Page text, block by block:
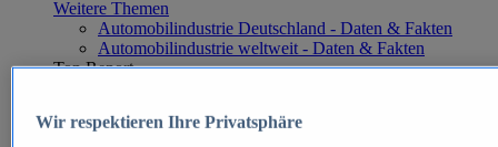
Weitere Themen
Automobilindustrie Deutschland - Daten & Fakten
Automobilindustrie weltweit - Daten & Fakten
Top Report
Wir respektieren Ihre Privatsphäre